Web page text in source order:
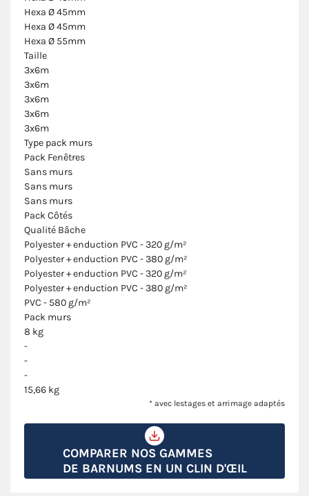
Hexa Ø 45mm
Hexa Ø 45mm
Hexa Ø 55mm
Taille
3x6m
3x6m
3x6m
3x6m
3x6m
Type pack murs
Pack Fenêtres
Sans murs
Sans murs
Sans murs
Pack Côtés
Qualité Bâche
Polyester + enduction PVC - 320 g/m²
Polyester + enduction PVC - 380 g/m²
Polyester + enduction PVC - 320 g/m²
Polyester + enduction PVC - 380 g/m²
PVC - 580 g/m²
Pack murs
8 kg
-
-
-
15,66 kg
* avec lestages et arrimage adaptés
COMPARER NOS GAMMES
DE BARNUMS EN UN CLIN D'ŒIL